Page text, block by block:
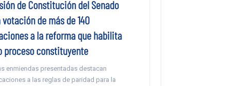
de Constitución del Senado
de más de 140
a la reforma que habilita
proceso constituyente
enmiendas presentadas destacan
a las reglas de paridad para la